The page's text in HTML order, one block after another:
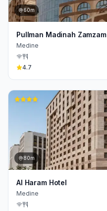
60m
Pullman Madinah Zamzam
Medine
4.7
80m
Al Haram Hotel
Medine